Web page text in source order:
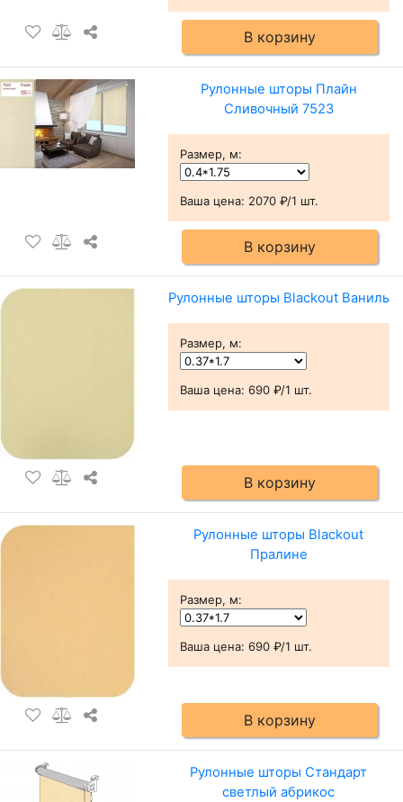
В корзину
Рулонные шторы Плайн
Сливочный 7523
Размер, м:
Ваша цена: 2070 ₽/1 шт.
В корзину
Рулонные шторы Blackout Ваниль
Размер, м:
Ваша цена: 690 ₽/1 шт.
В корзину
Рулонные шторы Blackout
Пралине
Размер, м:
Ваша цена: 690 ₽/1 шт.
В корзину
Рулонные шторы Стандарт
светлый абрикос